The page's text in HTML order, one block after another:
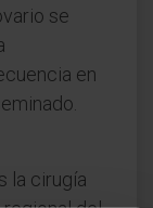
se
en
la cirugía